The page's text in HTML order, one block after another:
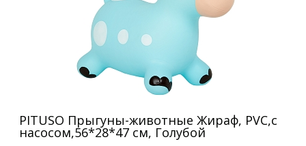
PITUSO Прыгуны-животные Жираф, PVC,с
насосом,56*28*47 см, Голубой